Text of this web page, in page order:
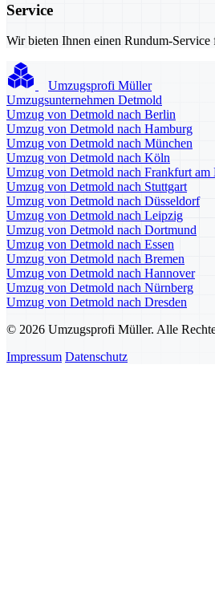
Service
Wir bieten Ihnen einen Rundum-
Umzugsprofi Müller
Umzugsunternehmen Detmold
Umzug von Detmold nach Berlin
Umzug von Detmold nach Hamburg
Umzug von Detmold nach München
Umzug von Detmold nach Köln
Umzug von Detmold nach Frankfurt am
Umzug von Detmold nach Stuttgart
Umzug von Detmold nach Düsseldorf
Umzug von Detmold nach Leipzig
Umzug von Detmold nach Dortmund
Umzug von Detmold nach Essen
Umzug von Detmold nach Bremen
Umzug von Detmold nach Hannover
Umzug von Detmold nach Nürnberg
Umzug von Detmold nach Dresden
© 2026 Umzugsprofi Müller. Alle
Impressum Datenschutz